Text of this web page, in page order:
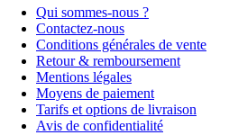
Qui sommes-nous ?
Contactez-nous
Conditions générales de vente
Retour & remboursement
Mentions légales
Moyens de paiement
Tarifs et options de livraison
Avis de confidentialité